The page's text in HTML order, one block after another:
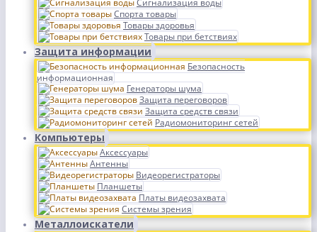
Сигнализация воды
Спорта товары
Товары здоровья
Товары при бетствиях
Защита информации
Безопасность
информационная
Генераторы шума
Защита переговоров
Защита средств связи
Радиомониторинг сетей
Компьютеры
Аксессуары
Антенны
Видеорегистраторы
Планшеты
Платы видеозахвата
Системы зрения
Металлоискатели